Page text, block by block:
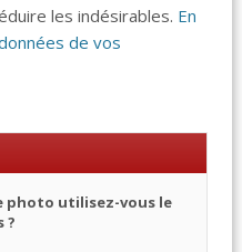
les indésirables. En
de vos
photo utilisez-vous le
?